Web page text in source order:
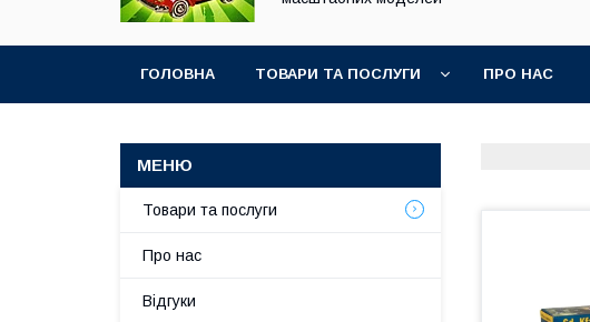
ГОЛОВНА ТОВАРИ ТА ПОСЛУГИ ПРО НАС
Товари та послуги
Про нас
Відгуки